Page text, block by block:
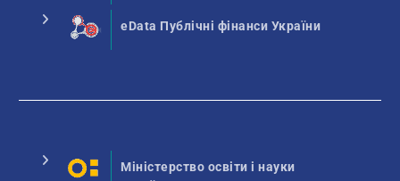
eData Публічні фінанси України
Міністерство освіти і науки